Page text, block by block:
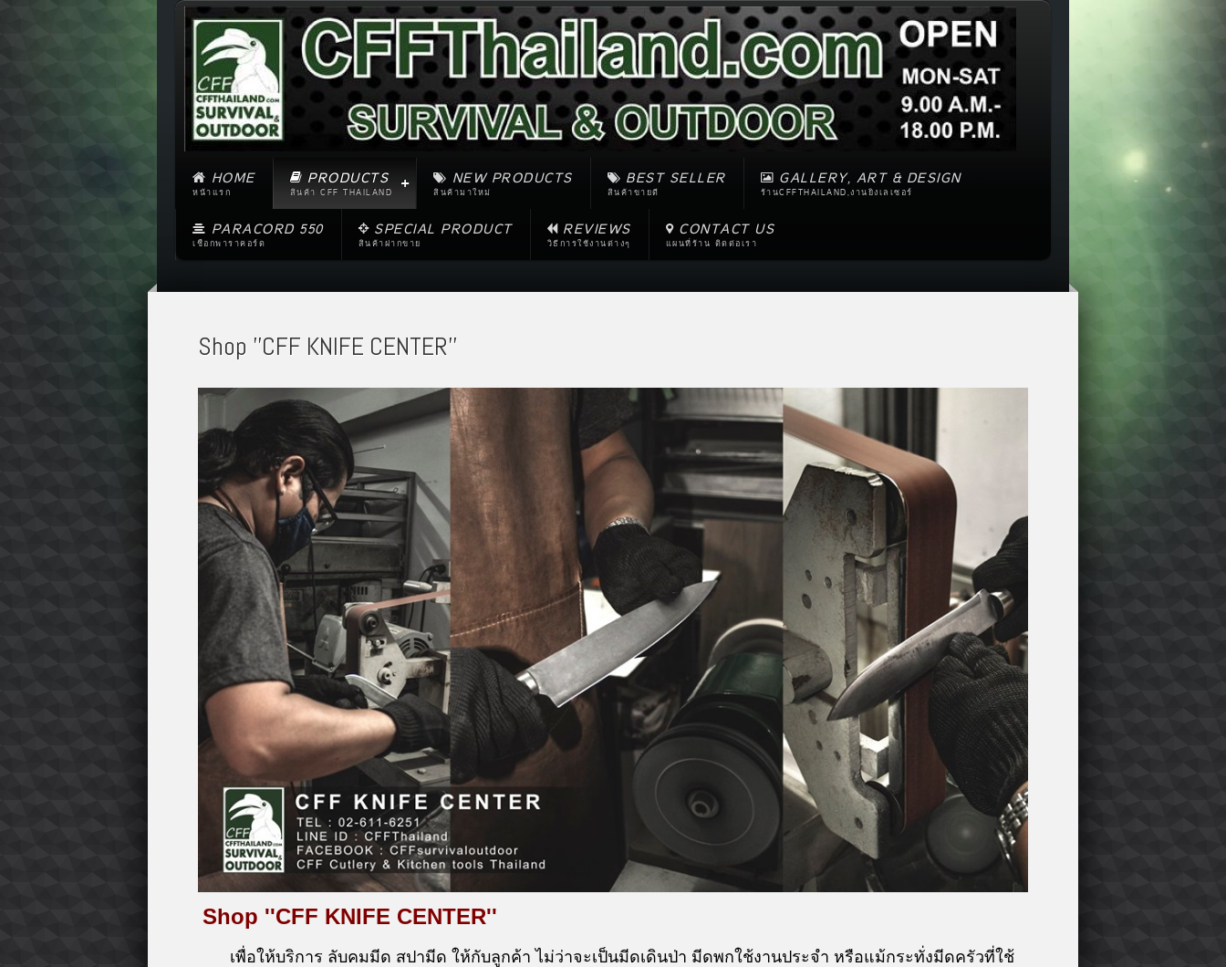
HOME
หน้าแรก
PRODUCTS
สินค้า CFF THAILAND
NEW PRODUCTS
สินค้ามาใหม่
BEST SELLER
สินค้าขายดี
GALLERY, ART & DESIGN
ร้านCFFTHAILAND,งานยิงเลเซอร์
PARACORD 550
เชือกพาราคอร์ด
SPECIAL PRODUCT
สินค้าฝากขาย
REVIEWS
วิธีการใช้งานต่างๆ
CONTACT US
แผนที่ร้าน ติดต่อเรา
Shop ''CFF KNIFE CENTER''
Shop ''CFF KNIFE CENTER''
เพื่อให้บริการ ลับคมมีด สปามีด ให้กับลูกค้า ไม่ว่าจะเป็นมีดเดินป่า มีดพกใช้งานประจำ หรือแม้กระทั่งมีดครัวที่ใช้